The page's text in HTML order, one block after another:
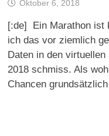
Oktober 6, 2018
[:de] Ein Marathon ist
ich das vor ziemlich
Daten in den
2018 schmiss. Als
Chancen